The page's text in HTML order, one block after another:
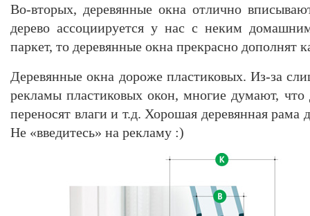
Во-вторых, деревянные окна отлично
дерево ассоциируется у нас с неким
паркет, то деревянные окна прекрасно дополнят
Деревянные окна дороже пластиковых. Из-за
рекламы пластиковых окон, многие думают,
переносят влаги и т.д. Хорошая деревянная рама
Не «введитесь» на рекламу :)